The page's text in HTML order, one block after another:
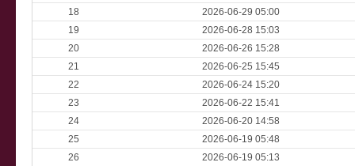
18
2026-06-29 05:00
19
2026-06-28 15:03
20
2026-06-26 15:28
21
2026-06-25 15:45
22
2026-06-24 15:20
23
2026-06-22 15:41
24
2026-06-20 14:58
25
2026-06-19 05:48
26
2026-06-19 05:13